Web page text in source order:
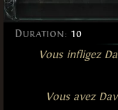
Duration: 10
Vous infligez
Vous avez